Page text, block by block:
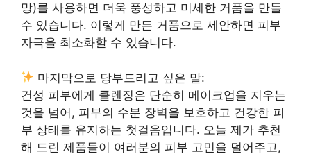
망)를 사용하면 더욱 풍성하고 미세한 거품을 만들
수 있습니다. 이렇게 만든 거품으로 세안하면 피부
자극을 최소화할 수 있습니다.
마지막으로 당부드리고 싶은 말:
건성 피부에게 클렌징은 단순히 메이크업을 지우는
것을 넘어, 피부의 수분 장벽을 보호하고 건강한 피
부 상태를 유지하는 첫걸음입니다. 오늘 제가 추천
해 드린 제품들이 여러분의 피부 고민을 덜어주고,